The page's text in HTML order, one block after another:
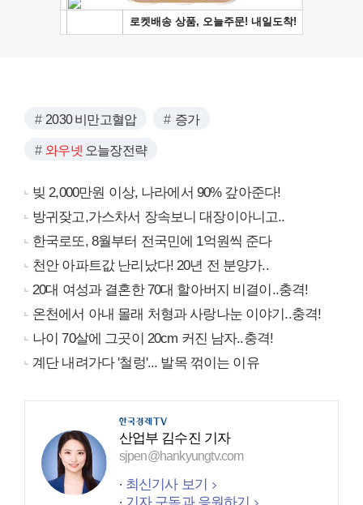
2030 비만고혈압 증가
와우넷 오늘장전략
빚 2,000만원 이상, 나라에서 90% 갚아준다!
방귀잦고,가스차서 장속보니 대장이아니고..
한국로또, 8월부터 전국민에 1억원씩 준다
천안 아파트값 난리났다! 20년 전 분양가..
20대 여성과 결혼한 70대 할아버지 비결이..충격!
온천에서 아내 몰래 처형과 사랑나눈 이야기..충격!
나이 70살에 그곳이 20cm 커진 남자..충격!
계단 내려가다 '철렁'... 발목 꺾이는 이유
산업부 김수진 기자
sjpen@hankyungtv.com
최신기사 보기